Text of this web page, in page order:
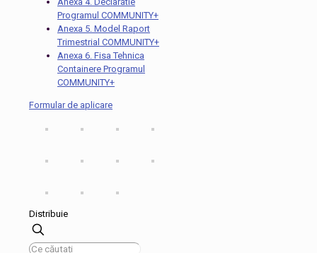
Programul COMMUNITY+
Anexa 5. Model Raport
Trimestrial COMMUNITY+
Anexa 6. Fisa Tehnica
Containere Programul
COMMUNITY+
Formular de aplicare
Distribuie